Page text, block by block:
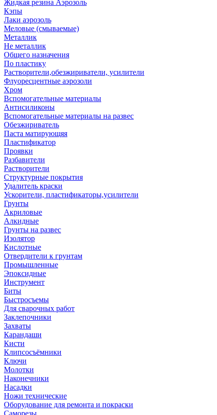
Жидкая резина Аэрозоль
Кэпы
Лаки аэрозоль
Меловые (смываемые)
Металлик
Не металлик
Общего назначения
По пластику
Растворители,обезжириватели, усилители
Флуоресцентные аэрозоли
Хром
Вспомогательные материалы
Антисиликоны
Вспомогательные материалы на развес
Обезжириватель
Паста матирующяя
Пластификатор
Проявки
Разбавители
Растворители
Структурные покрытия
Удалитель краски
Ускорители, пластификаторы,усилители
Грунты
Акриловые
Алкидные
Грунты на развес
Изолятор
Кислотные
Отвердители к грунтам
Промышленные
Эпоксидные
Инструмент
Биты
Быстросъемы
Для сварочных работ
Заклепочники
Захваты
Карандаши
Кисти
Клипсосъёмники
Ключи
Молотки
Наконечники
Насадки
Ножи технические
Оборудование для ремонта и покраски
Саморезы